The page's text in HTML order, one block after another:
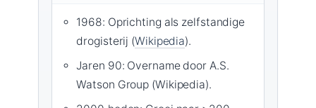
1968: Oprichting als zelfstandige
drogisterij (Wikipedia).
Jaren 90: Overname door A.S.
Watson Group (Wikipedia).